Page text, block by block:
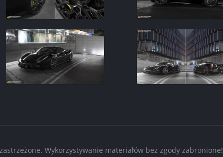
Wykorzystywanie materiałów bez zgody zabronione!